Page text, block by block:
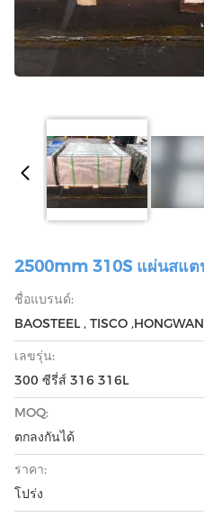
2500mm 310S แผ่นสแต
ชื่อแบรนด์:
BAOSTEEL , TISCO
เลขรุ่น:
300 ซีรี่ส์ 316 316L
MOQ:
ตกลงกันได้
ราคา:
โปร่ง